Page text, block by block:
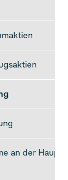
an der